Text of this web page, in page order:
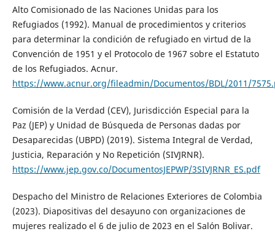
Alto Comisionado de las Naciones Unidas para los
Refugiados (1992). Manual de procedimientos y criterios
para determinar la condición de refugiado en virtud de la
Convención de 1951 y el Protocolo de 1967 sobre el Estatuto
de los Refugiados. Acnur.
https://www.acnur.org/fileadmin/Documentos/BDL/2011/
Comisión de la Verdad (CEV), Jurisdicción Especial para la
Paz (JEP) y Unidad de Búsqueda de Personas dadas por
Desaparecidas (UBPD) (2019). Sistema Integral de Verdad,
Justicia, Reparación y No Repetición (SIVJRNR).
https://www.jep.gov.co/DocumentosJEPWP/3SIVJRNR_ES.pdf
Despacho del Ministro de Relaciones Exteriores de Colombia
(2023). Diapositivas del desayuno con organizaciones de
mujeres realizado el 6 de julio de 2023 en el Salón Bolivar.